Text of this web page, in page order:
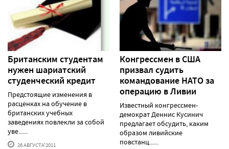
Британским студентам
нужен шариатский
студенческий кредит
Предстоящие изменения в
расценках на обучение в
британских учебных
заведениях повлекли за собой
уве......
26 АВГУСТА'2011
Конгрессмен в США
призвал судить
командование НАТО за
операцию в Ливии
Известный конгрессмен-
демократ Деннис Кусинич
предлагает обсудить, каким
образом ливийские
повстанц......